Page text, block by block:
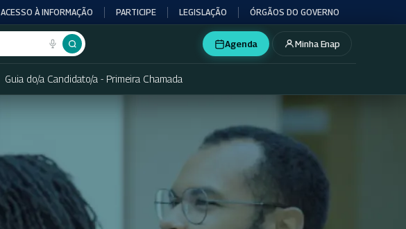
ACESSO À INFORMAÇÃO PARTICIPE LEGISLAÇÃO ÓRGÃOS DO GOVERNO
Agenda Minha Enap
Guia do/a Candidato/a - Primeira Chamada